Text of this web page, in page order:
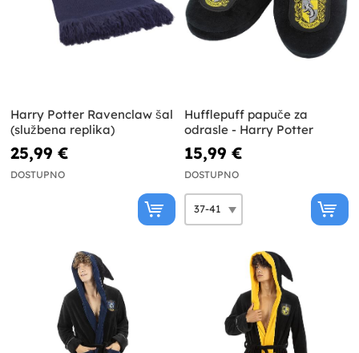
Harry Potter Ravenclaw šal
(službena replika)
25,99 €
DOSTUPNO
Hufflepuff papuče za
odrasle - Harry Potter
15,99 €
DOSTUPNO